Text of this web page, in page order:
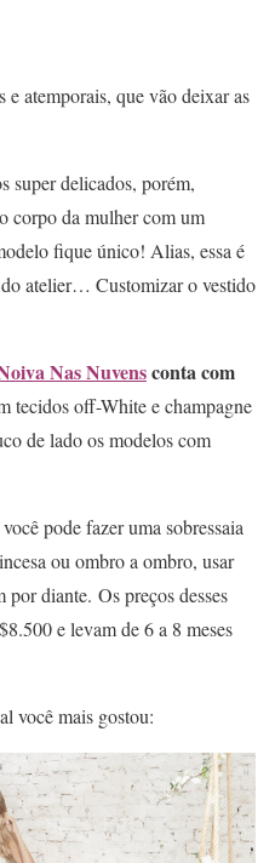
e atemporais, que vão deixar as
super delicados, porém,
corpo da mulher com um
fique único! Alias, essa é
atelier… Customizar o vestido
Nas Nuvensconta com
tecidos off-White e champagne
de lado os modelos com
pode fazer uma sobressaia
ou ombro a ombro, usar
diante. Os preços desses
e levam de 6 a 8 meses
você mais gostou: